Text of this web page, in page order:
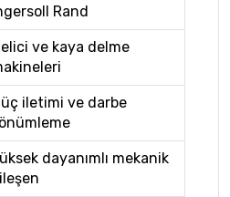
Rand
ve kaya delme
iletimi ve darbe
dayanımlı mekanik